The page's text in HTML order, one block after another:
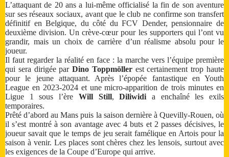
L’attaquant de 20 ans a lui-même officialisé la fin de son aventure
sur ses réseaux sociaux, avant que le club ne confirme son transfert
définitif en Belgique, du côté du FCV Dender, pensionnaire de
deuxième division. Un crève-cœur pour les supporters qui l’ont vu
grandir, mais un choix de carrière d’un réalisme absolu pour le
joueur.
Il faut regarder la réalité en face : la marche vers l’équipe première
qui sera dirigée parDino Toppmöllerest certainement trop haute
pour le jeune attaquant. Après l’épopée fantastique en Youth
League en 2023-2024 et une micro-apparition de trois minutes en
Ligue 1 sous l’ère Will Still,Diliwidi a enchaîné les exils
temporaires.
Prêté d’abord au Mans puis la saison dernière à Quevilly-Rouen, où
il s’est montré à son avantage avec 4 buts et 2 passes décisives, le
joueur savait que le temps de jeu serait famélique en Artois pour la
saison à venir. Les places sont chères chez les lensois, surtout avec
les exigences de la Coupe d’Europe qui arrive.